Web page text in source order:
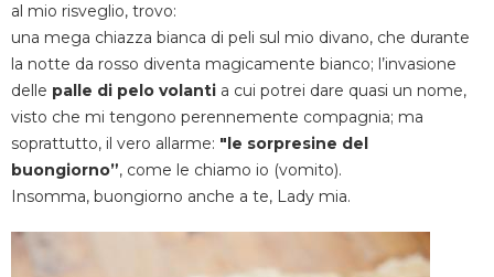
al mio risveglio, trovo:
una mega chiazza bianca di peli sul mio divano, che durante
la notte da rosso diventa magicamente bianco; l’invasione
delle palle di pelo volanti a cui potrei dare quasi un nome,
visto che mi tengono perennemente compagnia; ma
soprattutto, il vero allarme: "le sorpresine del
buongiorno”, come le chiamo io (vomito).
Insomma, buongiorno anche a te, Lady mia.